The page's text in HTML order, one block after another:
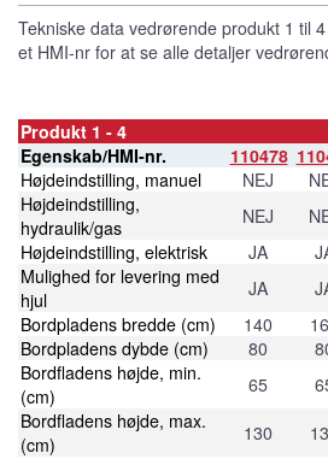
Tekniske data vedrørende produkt 1 til
et HMI-nr for at se alle detaljer
Produkt 1 - 4
Egenskab/HMI-nr.
110478
Højdeindstilling, manuel
NEJ
Højdeindstilling,
hydraulik/gas
NEJ
Højdeindstilling, elektrisk
JA
Mulighed for levering med
hjul
JA
Bordpladens bredde (cm)
140
Bordpladens dybde (cm)
80
Bordfladens højde, min.
(cm)
65
Bordfladens højde, max.
(cm)
130